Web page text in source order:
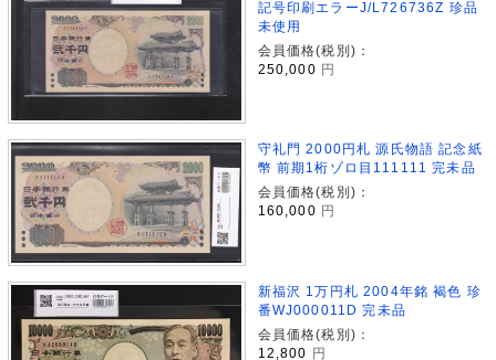
記号印刷エラーJ/L726736Z 珍品
未使用
会員価格(税別)：
250,000 円
守礼門 2000円札 源氏物語 記念紙
幣 前期1桁ゾロ目111111 完未品
会員価格(税別)：
160,000 円
新福沢 1万円札 2004年銘 褐色 珍
番WJ000011D 完未品
会員価格(税別)：
12,800 円